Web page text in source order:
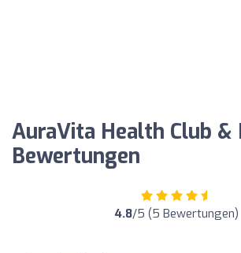
AuraVita Health Club &
Bewertungen
4.8/5 (5 Bewertungen)